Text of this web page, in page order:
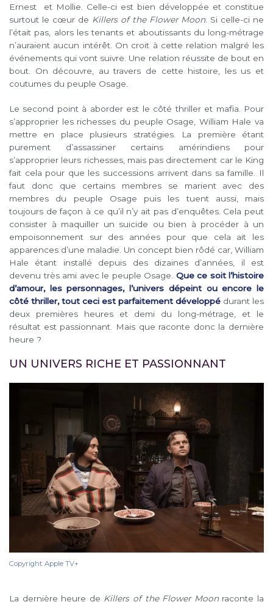
Ernest et Mollie. Celle-ci est bien développée et constitue
surtout le cœur de Killers of the Flower Moon. Si celle-ci ne
l’était pas, alors les tenants et aboutissants du long-métrage
n’auraient aucun intérêt. On croit à cette relation malgré les
événements qui vont suivre. Une relation réussite de bout en
bout. On découvre, au travers de cette histoire, les us et
coutumes du peuple Osage.
Le second point à aborder est le côté thriller et mafia. Pour
s’approprier les richesses du peuple Osage, William Hale va
mettre en place plusieurs stratégies. La première étant
purement d’assassiner certains amérindiens pour
s’approprier leurs richesses, mais pas directement car le King
fait cela pour que les successions arrivent dans sa famille. Il
faut donc que certains membres se marient avec des
membres du peuple Osage puis les tuent aussi, mais
toujours de façon à ce qu’il n’y ait pas d’enquêtes. Cela peut
consister à maquiller un suicide ou bien à procéder à un
empoisonnement sur des années pour que cela ait les
apparences d’une maladie. Un concept bien rôdé car, William
Hale étant installé depuis des dizaines d’années, il est
devenu très ami avec le peuple Osage. Que ce soit l’histoire
d’amour, les personnages, l’univers dépeint ou encore le
côté thriller, tout ceci est parfaitement développé durant les
deux premières heures et demi du long-métrage, et le
résultat est passionnant. Mais que raconte donc la dernière
heure ?
UN UNIVERS RICHE ET PASSIONNANT
Copyright Apple TV+
La dernière heure de Killers of the Flower Moonraconte la